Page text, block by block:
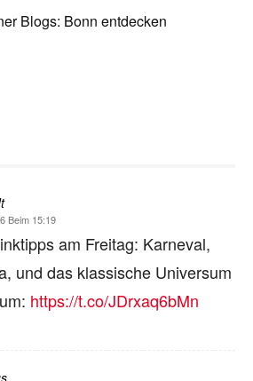
Blogs: Bonn entdecken
Beim 15:19
am Freitag: Karneval,
und das klassische Universum
https://t.co/JDrxaq6bMn